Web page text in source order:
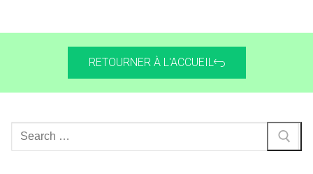
RETOURNER À L'ACCUEIL